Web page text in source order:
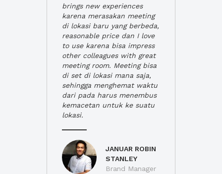
brings new experiences
karena merasakan meeting
di lokasi baru yang berbeda,
reasonable price dan I love
to use karena bisa impress
other colleagues with great
meeting room. Meeting bisa
di set di lokasi mana saja,
sehingga menghemat waktu
dari pada harus menembus
kemacetan untuk ke suatu
lokasi.
JANUAR ROBIN
STANLEY
Brand Manager